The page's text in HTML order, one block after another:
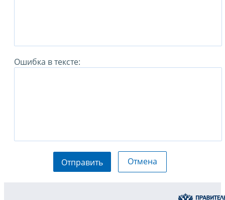
Ошибка в тексте:
Отправить Отмена